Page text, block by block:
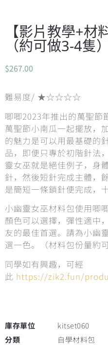
【影片教學+
（約可做3-4隻）
$267.00
難易度/ ★☆☆☆☆
唧唧2023年推出的萬聖節
萬聖節小南瓜一起擺放，
的魅力是可以用最基礎的
品，即便只專於初階針法
靈女巫就是絕佳例子，身
針，然後短針完成主體，
是簡短一條鎖針便完成，
小幽靈女巫材料包使用唧
顏色可以選擇，彈性適中
友的最佳首選。請為小幽
選一色。（材料包份量約
同學如有興趣，可經
此 https://zik2.fun/
庫存單位
kitset060
分類
自學材料包